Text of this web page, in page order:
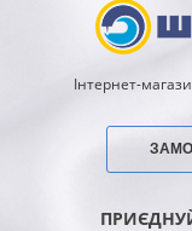
Інтернет-